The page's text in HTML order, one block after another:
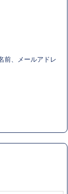
前、メールアドレ